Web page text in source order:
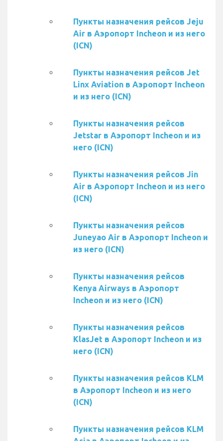
Пункты назначения рейсов Jeju
Air в Аэропорт Incheon и из него
(ICN)
Пункты назначения рейсов Jet
Linx Aviation в Аэропорт Incheon
и из него (ICN)
Пункты назначения рейсов
Jetstar в Аэропорт Incheon и из
него (ICN)
Пункты назначения рейсов Jin
Air в Аэропорт Incheon и из него
(ICN)
Пункты назначения рейсов
Juneyao Air в Аэропорт Incheon и
из него (ICN)
Пункты назначения рейсов
Kenya Airways в Аэропорт
Incheon и из него (ICN)
Пункты назначения рейсов
KlasJet в Аэропорт Incheon и из
него (ICN)
Пункты назначения рейсов KLM
в Аэропорт Incheon и из него
(ICN)
Пункты назначения рейсов KLM